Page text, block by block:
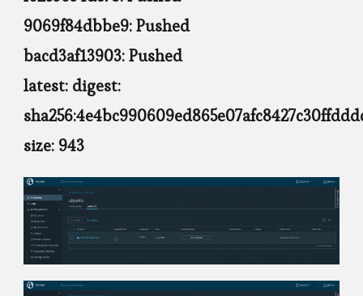
9069f84dbbe9: Pushed
bacd3af13903: Pushed
latest: digest:
size: 943